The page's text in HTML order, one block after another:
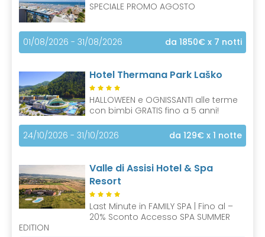
SPECIALE PROMO AGOSTO
01/08/2026 - 31/08/2026 da 1850€ x 7 notti
Hotel Thermana Park Laško
HALLOWEEN e OGNISSANTI alle terme
con bimbi GRATIS fino a 5 anni!
24/10/2026 - 31/10/2026 da 129€ x 1 notte
Valle di Assisi Hotel & Spa
Resort
Last Minute in FAMILY SPA | Fino al –
20% Sconto Accesso SPA SUMMER
EDITION